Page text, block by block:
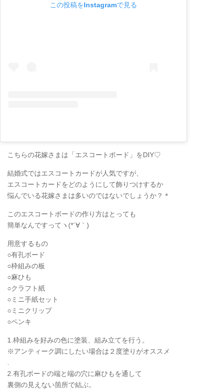
この投稿をInstagramで見る
こちらの花嫁さまは「エスコートボード」をDIY♡
結婚式ではエスコートカードが人気ですが、
エスコートカードをどのようにして飾りつけするか
悩んでいる花嫁さまは多いのではないでしょうか？＊
このエスコートボードの作り方はとっても
簡単なんですってヽ(*´∀｀)
用意するもの
○有孔ボード
○枠組みの板
○麻ひも
○クラフト紙
○ミニ手紙セット
○ミニクリップ
○ペンキ
1.枠組みを好みの色に塗装、組み立てを行う。
※アンティーク調にしたい場合は２度塗りがオススメ
2.有孔ボードの端と端の穴に麻ひもを通して
裏側の見えない箇所で結ぶ。